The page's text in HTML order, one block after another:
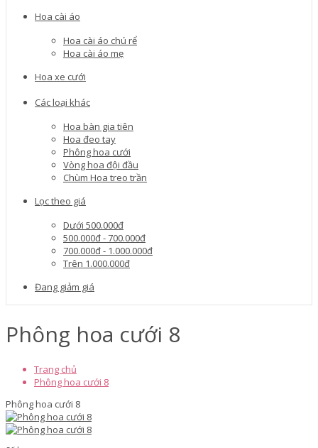
Hoa cài áo
Hoa cài áo chú rể
Hoa cài áo mẹ
Hoa xe cưới
Các loại khác
Hoa bàn gia tiên
Hoa đeo tay
Phông hoa cưới
Vòng hoa đội đầu
Chùm Hoa treo trần
Lọc theo giá
Dưới 500.000đ
500.000đ - 700.000đ
700.000đ - 1.000.000đ
Trên 1.000.000đ
Đang giảm giá
Phông hoa cưới 8
Trang chủ
Phông hoa cưới 8
Phông hoa cưới 8